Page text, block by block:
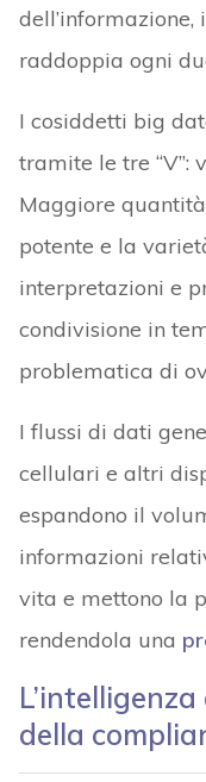
dell’informazione,
raddoppia ogni
I cosiddetti big
tramite le tre “V”:
Maggiore
potente e la
interpretazioni e
condivisione in
problematica di
I flussi di dati
cellulari e altri
espandono il
informazioni
vita e mettono la
rendendola una
della